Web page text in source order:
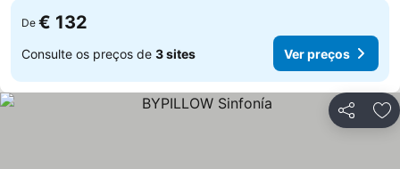
De € 132
Consulte os preços de 3 sites Ver preços
Partilhar